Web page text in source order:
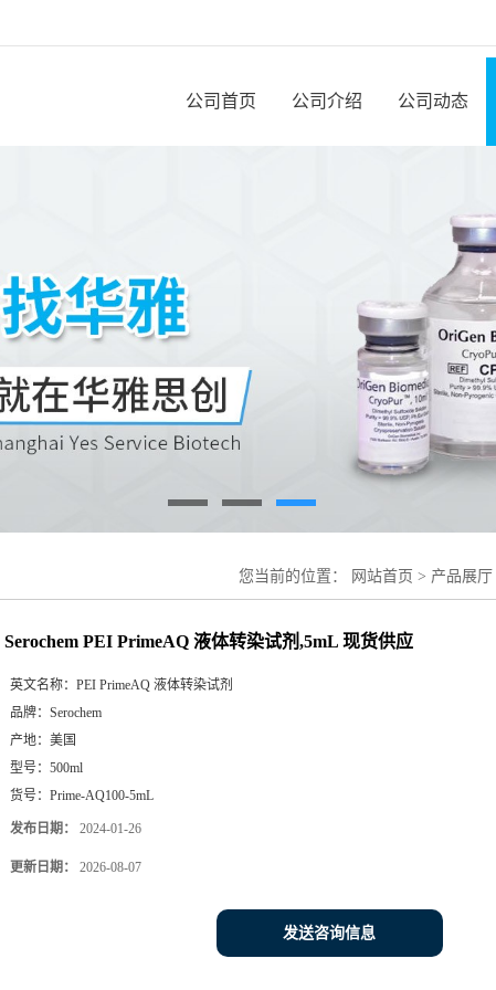
公司首页 公司介绍 公司动态
您当前的位置： 网站首页 > 产品展厅
Serochem PEI PrimeAQ 液体转染试剂,5mL 现货供应
英文名称： PEI PrimeAQ 液体转染试剂
品牌： Serochem
产地： 美国
型号： 500ml
货号： Prime-AQ100-5mL
发布日期： 2024-01-26
更新日期： 2026-08-07
发送咨询信息